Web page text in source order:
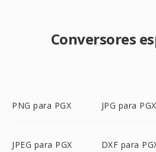
Conversores
PNG para PGX JPG para PGX
JPEG para PGX DXF para